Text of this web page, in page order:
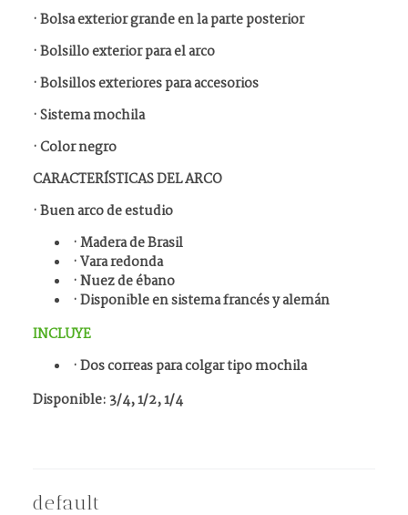
· Bolsa exterior grande en la parte posterior
· Bolsillo exterior para el arco
· Bolsillos exteriores para accesorios
· Sistema mochila
· Color negro
CARACTERÍSTICAS DEL ARCO
· Buen arco de estudio
· Madera de Brasil
· Vara redonda
· Nuez de ébano
· Disponible en sistema francés y alemán
INCLUYE
· Dos correas para colgar tipo mochila
Disponible: 3/4, 1/2, 1/4
default